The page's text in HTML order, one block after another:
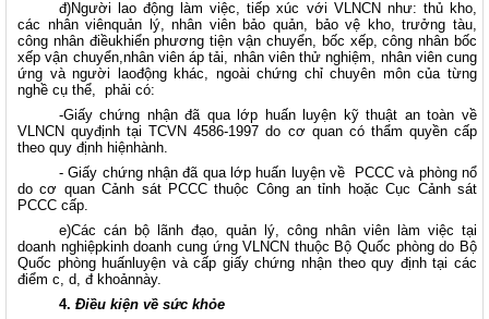
đ)Người lao động làm việc, tiếp xúc với VLNCN như: thủ kho,
các nhân viênquản lý, nhân viên bảo quản, bảo vệ kho, trưởng tàu,
công nhân điềukhiển phương tiện vận chuyển, bốc xếp, công nhân bốc
xếp vận chuyển,nhân viên áp tải, nhân viên thử nghiệm, nhân viên cung
ứng và người laođộng khác, ngoài chứng chỉ chuyên môn của từng
nghề cụ thể,
phải có:
-Giấy chứng nhận đã qua lớp huấn luyện kỹ thuật an toàn về
VLNCN quyđịnh tại TCVN 4586-1997 do cơ quan có thẩm quyền cấp
theo quy định hiệnhành.
- Giấy chứng nhận đã qua lớp huấn luyện về
PCCC và phòng nổ
do cơ quan Cảnh sát PCCC thuộc Công an tỉnh hoặc Cục Cảnh sát
PCCC cấp.
e)Các cán bộ lãnh đạo, quản lý, công nhân viên làm việc tại
doanh nghiệpkinh doanh cung ứng VLNCN thuộc Bộ Quốc phòng do Bộ
Quốc phòng huấnluyện và cấp giấy chứng nhận theo quy định tại các
điểm c, d, đ khoảnnày.
4. Điều kiện về sức khỏe